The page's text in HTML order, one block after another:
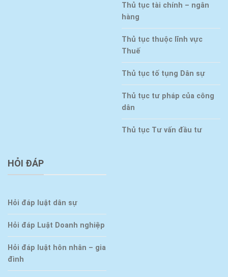
Thủ tục tài chính – ngân
hàng
Thủ tục thuộc lĩnh vực
Thuế
Thủ tục tố tụng Dân sự
Thủ tục tư pháp của công
dân
Thủ tục Tư vấn đầu tư
HỎI ĐÁP
Hỏi đáp luật dân sự
Hỏi đáp Luật Doanh nghiệp
Hỏi đáp luật hôn nhân – gia
đình